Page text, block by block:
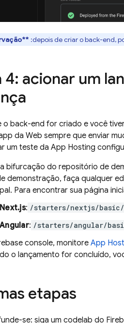
:depois de criar o back-end,
4: acionar um
o back-end for criado e você
da Web sempre que enviar
um teste da App Hosting
bifurcação do repositório de
demonstração, faça qualquer
Para encontrar sua página
Next.js: /starters/nextjs/basic/
Angular: /starters/angular/
console, monitore App
o lançamento for concluído,
etapas
se: siga um codelab do